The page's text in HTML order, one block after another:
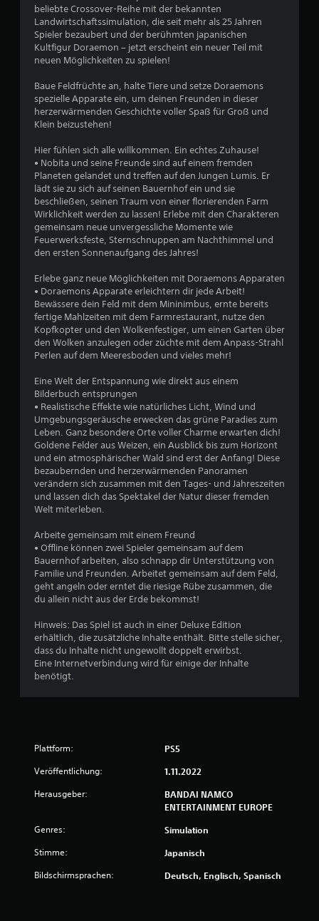
w
e
t
u
n
g
e
n
beliebte Crossover-Reihe mit der bekannten
Landwirtschaftssimulation, die seit mehr als 25 Jahren
Spieler bezaubert und der berühmten japanischen
Kultfigur Doraemon – jetzt erscheint ein neuer Teil mit
neuen Möglichkeiten zu spielen!
Baue Feldfrüchte an, halte Tiere und setze Doraemons
spezielle Apparate ein, um deinen Freunden in dieser
herzerwärmenden Geschichte voller Spaß für Groß und
Klein beizustehen!
Hier fühlen sich alle willkommen. Ein echtes Zuhause!
• Nobita und seine Freunde sind auf einem fremden
Planeten gelandet und treffen auf den Jungen Lumis. Er
lädt sie zu sich auf seinen Bauernhof ein und sie
beschließen, seinen Traum von einer florierenden Farm
Wirklichkeit werden zu lassen! Erlebe mit den Charakteren
gemeinsam neue unvergessliche Momente wie
Feuerwerksfeste, Sternschnuppen am Nachthimmel und
den ersten Sonnenaufgang des Jahres!
Erlebe ganz neue Möglichkeiten mit Doraemons Apparaten
• Doraemons Apparate erleichtern dir jede Arbeit!
Bewässere dein Feld mit dem Mininimbus, ernte bereits
fertige Mahlzeiten mit dem Farmrestaurant, nutze den
Kopfkopter und den Wolkenfestiger, um einen Garten über
den Wolken anzulegen oder züchte mit dem Anpass-Strahl
Perlen auf dem Meeresboden und vieles mehr!
Eine Welt der Entspannung wie direkt aus einem
Bilderbuch entsprungen
• Realistische Effekte wie natürliches Licht, Wind und
Umgebungsgeräusche erwecken das grüne Paradies zum
Leben. Ganz besondere Orte voller Charme erwarten dich!
Goldene Felder aus Weizen, ein Ausblick bis zum Horizont
und ein atmosphärischer Wald sind erst der Anfang! Diese
bezaubernden und herzerwärmenden Panoramen
verändern sich zusammen mit den Tages- und Jahreszeiten
und lassen dich das Spektakel der Natur dieser fremden
Welt miterleben.
Arbeite gemeinsam mit einem Freund
• Offline können zwei Spieler gemeinsam auf dem
Bauernhof arbeiten, also schnapp dir Unterstützung von
Familie und Freunden. Arbeitet gemeinsam auf dem Feld,
geht angeln oder erntet die riesige Rübe zusammen, die
du allein nicht aus der Erde bekommst!
Hinweis: Das Spiel ist auch in einer Deluxe Edition
erhältlich, die zusätzliche Inhalte enthält. Bitte stelle sicher,
dass du Inhalte nicht ungewollt doppelt erwirbst.
Eine Internetverbindung wird für einige der Inhalte
benötigt.
Plattform: PS5
Veröffentlichung: 1.11.2022
Herausgeber:
BANDAI NAMCO
ENTERTAINMENT EUROPE
Genres: Simulation
Stimme: Japanisch
Bildschirmsprachen: Deutsch, Englisch, Spanisch